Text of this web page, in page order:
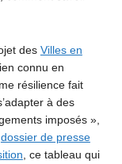
des Villes en
connu en
résilience fait
à des
imposés »,
dossier de presse
, ce tableau qui